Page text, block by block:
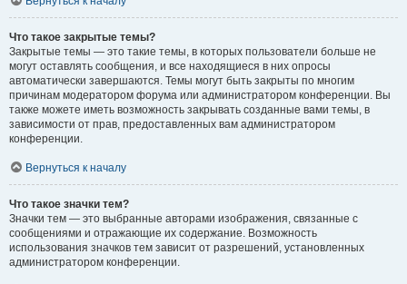
Что такое закрытые темы?
Закрытые темы — это такие темы, в которых пользователи больше не
могут оставлять сообщения, и все находящиеся в них опросы
автоматически завершаются. Темы могут быть закрыты по многим
причинам модератором форума или администратором конференции. Вы
также можете иметь возможность закрывать созданные вами темы, в
зависимости от прав, предоставленных вам администратором
конференции.
Вернуться к началу
Что такое значки тем?
Значки тем — это выбранные авторами изображения, связанные с
сообщениями и отражающие их содержание. Возможность
использования значков тем зависит от разрешений, установленных
администратором конференции.